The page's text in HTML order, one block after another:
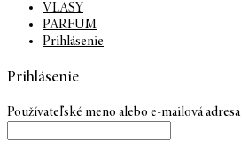
VLASY
PARFUM
Prihlásenie
Prihlásenie
Používateľské meno alebo e-mailová adresa